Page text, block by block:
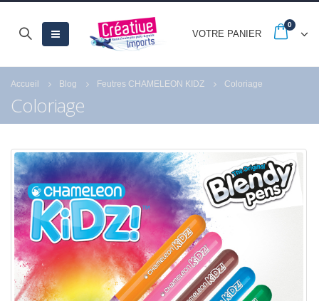
VOTRE PANIER
0
Accueil Blog Feutres CHAMELEON KIDZ Coloriage
Coloriage
Nouveautés CARTONIC®
: la gamme des Trios
28 mai 2026
De ravissants carnets en
papier recyclé et
rechargeables à offrir ou
à s’offrir !
27 mai 2026
-20% jusqu’au 30
septembre avec les
French Days
23 septembre 2025